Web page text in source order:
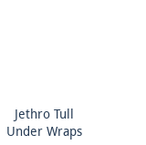
Jethro Tull
Under Wraps